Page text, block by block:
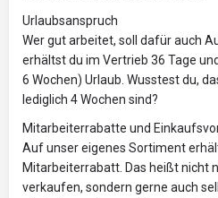
Urlaubsanspruch
Wer gut arbeitet, soll dafür auch
erhältst du im Vertrieb 36 Tage
6 Wochen) Urlaub. Wusstest du,
lediglich 4 Wochen sind?
Mitarbeiterrabatte und
Auf unser eigenes Sortiment
Mitarbeiterrabatt. Das heißt nicht
verkaufen, sondern gerne auch